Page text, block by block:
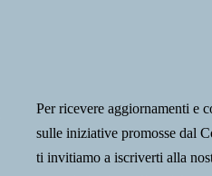
Per ricevere aggiornamenti e
sulle iniziative promosse dal
ti invitiamo a iscriverti alla